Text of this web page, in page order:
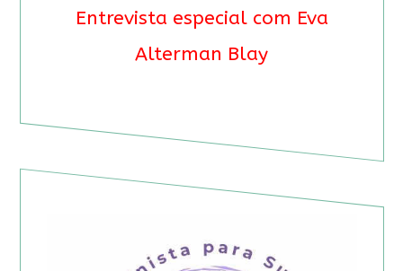
Entrevista especial com Eva
Alterman Blay